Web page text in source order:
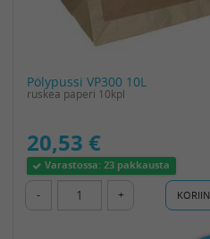
Pölypussi VP300 10L
ruskea paperi 10kpl
20,53 €
Varastossa:23 pakkausta
- + KORIIN